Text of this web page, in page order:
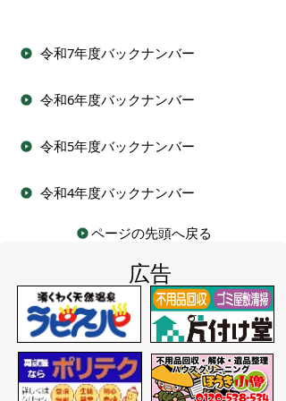
令和7年度バックナンバー
令和6年度バックナンバー
令和5年度バックナンバー
令和4年度バックナンバー
ページの先頭へ戻る
広告